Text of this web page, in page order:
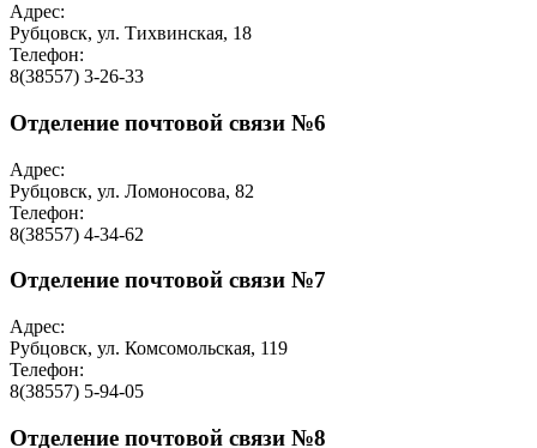
Адрес:
Рубцовск, ул. Тихвинская, 18
Телефон:
8(38557) 3-26-33
Отделение почтовой связи №6
Адрес:
Рубцовск, ул. Ломоносова, 82
Телефон:
8(38557) 4-34-62
Отделение почтовой связи №7
Адрес:
Рубцовск, ул. Комсомольская, 119
Телефон:
8(38557) 5-94-05
Отделение почтовой связи №8